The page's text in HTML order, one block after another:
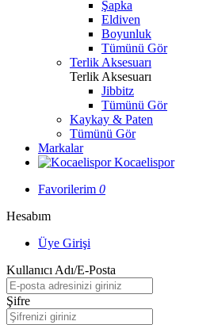
Şapka
Eldiven
Boyunluk
Tümünü Gör
Terlik Aksesuarı
Terlik Aksesuarı
Jibbitz
Tümünü Gör
Kaykay & Paten
Tümünü Gör
Markalar
Kocaelispor
Favorilerim 0
Hesabım
Üye Girişi
Kullanıcı Adı/E-Posta
Şifre